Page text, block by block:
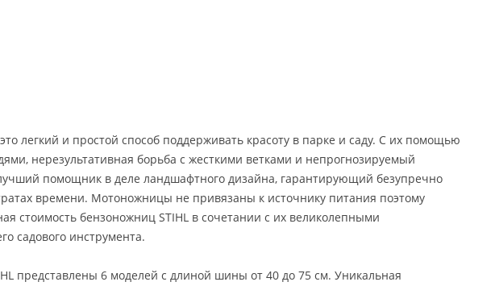
легкий и простой способ поддерживать красоту в парке и саду. С их помощью
нерезультативная борьба с жесткими ветками и непрогнозируемый
помощник в деле ландшафтного дизайна, гарантирующий безупречно
времени. Мотоножницы не привязаны к источнику питания поэтому
стоимость бензоножниц STIHL в сочетании с их великолепными
садового инструмента.
представлены 6 моделей с длиной шины от 40 до 75 см. Уникальная